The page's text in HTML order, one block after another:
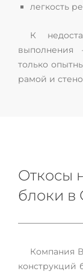
легкость
К
выполнения
только
рамой и
Откосы
блоки в
Компания
конструкций